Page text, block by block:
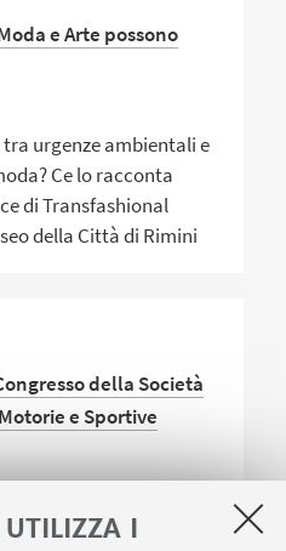
UTILIZZA I
e Arte possono
tra urgenze ambientali e
Ce lo racconta
di Transfashional
della Città di Rimini
della Società
e Sportive
e dello sport